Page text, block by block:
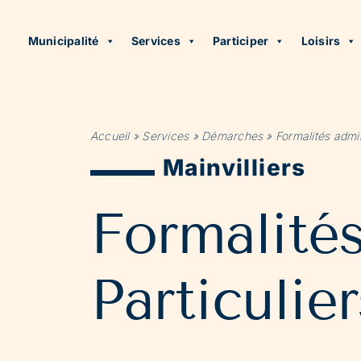
Municipalité Services Participer Loisirs
Accueil» Services» Démarches» Formalités
Mainvilliers